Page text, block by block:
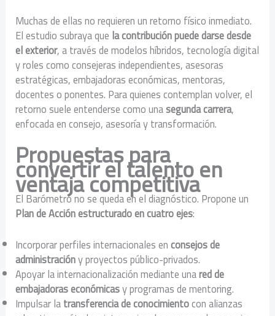
Muchas de ellas no requieren un retorno físico inmediato.
El estudio subraya que la contribución puede darse desde
el exterior, a través de modelos híbridos, tecnología digital
y roles como consejeras independientes, asesoras
estratégicas, embajadoras económicas, mentoras,
docentes o ponentes. Para quienes contemplan volver, el
retorno suele entenderse como unasegunda carrera,
enfocada en consejo, asesoría y transformación.
Propuestas para
convertir el talento en
ventaja competitiva
El Barómetro no se queda en el diagnóstico. Propone un
Plan de Acción estructurado en cuatro ejes:
Incorporar perfiles internacionales enconsejos de
administracióny proyectos público-privados.
Apoyar la internacionalización mediante unared de
embajadoras económicasy programas de mentoring.
Impulsar latransferencia de conocimientocon alianzas